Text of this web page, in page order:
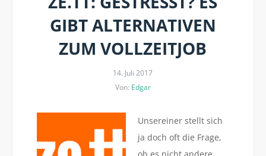
GIBT ALTERNATIVEN
ZUM VOLLZEITJOB
14. Juli 2017
Von: Edgar
Unsereiner stellt sich
ja doch oft die Frage,